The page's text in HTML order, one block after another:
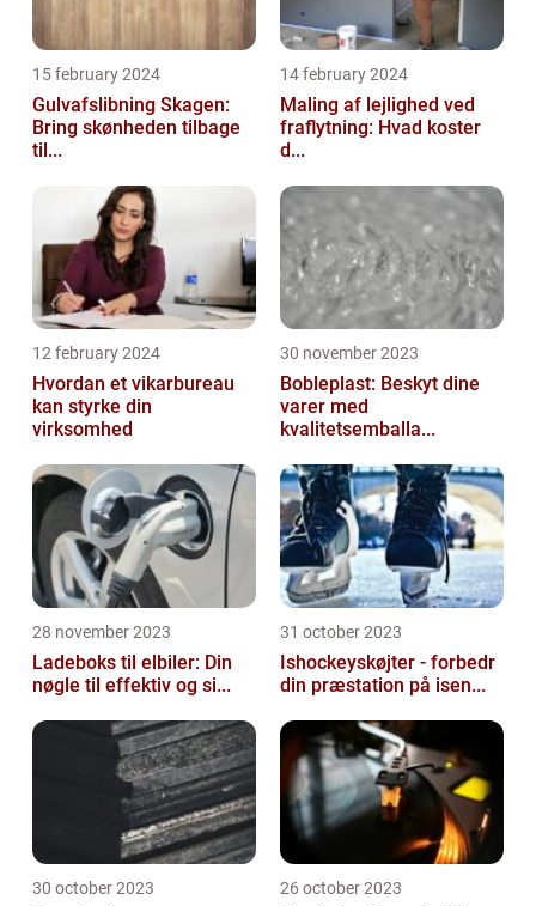
15 february 2024
Gulvafslibning Skagen:
Bring skønheden tilbage
til...
14 february 2024
Maling af lejlighed ved
fraflytning: Hvad koster
d...
12 february 2024
Hvordan et vikarbureau
kan styrke din
virksomhed
30 november 2023
Bobleplast: Beskyt dine
varer med
kvalitetsemballa...
28 november 2023
Ladeboks til elbiler: Din
nøgle til effektiv og si...
31 october 2023
Ishockeyskøjter - forbedr
din præstation på isen...
30 october 2023 26 october 2023